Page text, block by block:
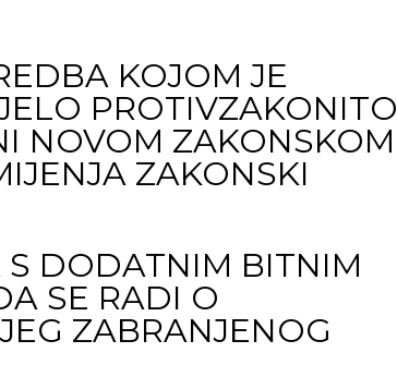
KOJOM JE
PROTIVZAKONITO
NOVOM ZAKONSKOM
ZAKONSKI
DODATNIM BITNIM
SE RADI O
ZABRANJENOG